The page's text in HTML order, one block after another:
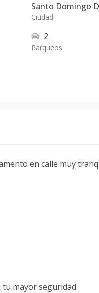
Santo Domingo
Ciudad
2
Parqueos
en calle muy
mayor seguridad.